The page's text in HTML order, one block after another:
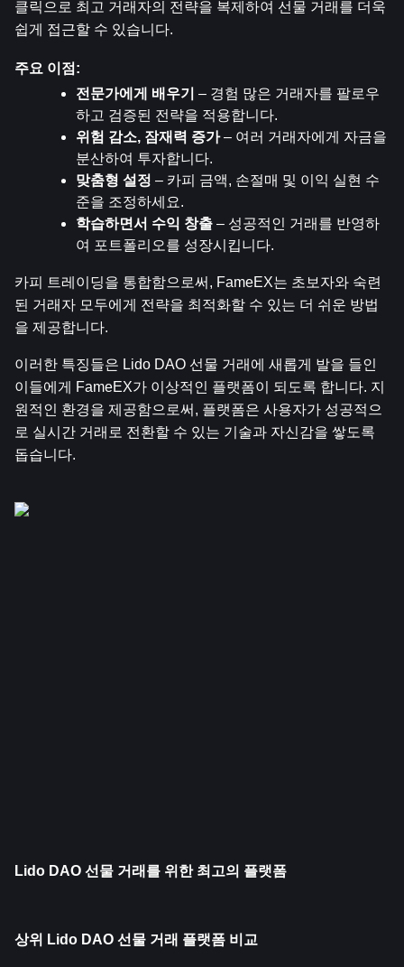
클릭으로 최고 거래자의 전략을 복제하여 선물 거래를 더욱
쉽게 접근할 수 있습니다.
주요 이점:
전문가에게 배우기 – 경험 많은 거래자를 팔로우
하고 검증된 전략을 적용합니다.
위험 감소, 잠재력 증가 – 여러 거래자에게 자금을
분산하여 투자합니다.
맞춤형 설정 – 카피 금액, 손절매 및 이익 실현 수
준을 조정하세요.
학습하면서 수익 창출 – 성공적인 거래를 반영하
여 포트폴리오를 성장시킵니다.
카피 트레이딩을 통합함으로써, FameEX는 초보자와 숙련
된 거래자 모두에게 전략을 최적화할 수 있는 더 쉬운 방법
을 제공합니다.
이러한 특징들은 Lido DAO 선물 거래에 새롭게 발을 들인
이들에게 FameEX가 이상적인 플랫폼이 되도록 합니다. 지
원적인 환경을 제공함으로써, 플랫폼은 사용자가 성공적으
로 실시간 거래로 전환할 수 있는 기술과 자신감을 쌓도록
돕습니다.
Lido DAO 선물 거래를 위한 최고의 플랫폼
상위 Lido DAO 선물 거래 플랫폼 비교